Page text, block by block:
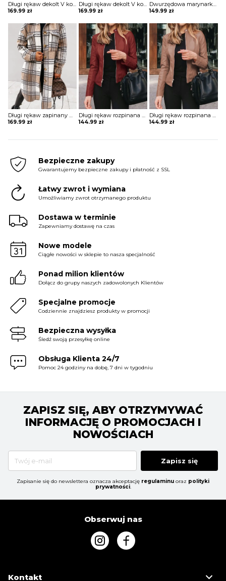
Długi rękaw dekolt V kołnierz guziki elegancki bez wzoru dopasowany płaszcz Aaltje
169.99 zł
Długi rękaw dekolt V kołnierz guziki elegancki bez wzoru dopasowany płaszcz Aaltje
169.99 zł
Dwurzędowa marynarka z długim rękawem kurtka Gysele
149.99 zł
Długi rękaw zapinany na guziki jednorzędowy krata kratka wzór kieszenie dluższy midi jesień płaszcz Sibille
169.99 zł
Długi rękaw rozpinana stójka skóra skórzana ekologiczna taliowana talia prosta jesień ramoneska kurtka Lakeisha
144.99 zł
Długi rękaw rozpinana stójka skóra skórzana ekologiczna taliowana talia prosta jesień ramoneska kurtka Lakeisha
144.99 zł
Bezpieczne zakupy
Gwarantujemy bezpieczne zakupy i płatność z SSL
Łatwy zwrot i wymiana
Umożliwiamy zwrot otrzymanego produktu
Dostawa w terminie
Zapewniamy dostawę na czas
Nowe modele
Ciągłe nowości w sklepie to nasza specjalność
Ponad milion klientów
Dołącz do grupy naszych zadowolonych Klientów
Specjalne promocje
Codziennie znajdziesz produkty w promocji
Bezpieczna wysyłka
Śledź swoją przesyłkę online
Obsługa Klienta 24/7
Pomoc 24 godziny na dobę, 7 dni w tygodniu
ZAPISZ SIĘ, ABY OTRZYMYWAĆ
INFORMACJĘ O PROMOCJACH I
NOWOŚCIACH
Zapisz się
Zapisanie się do newslettera oznacza akceptację regulaminu oraz polityki
prywatności.
Obserwuj nas
Kontakt